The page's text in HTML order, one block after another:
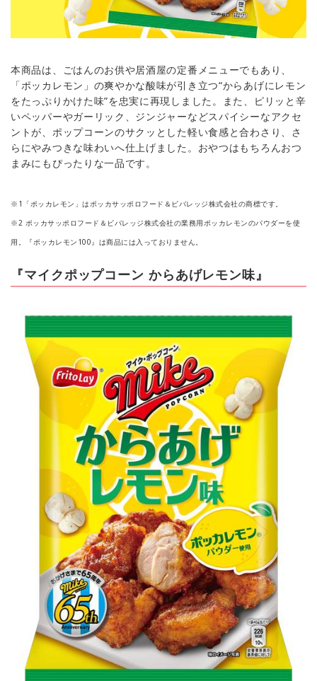
本商品は、ごはんのお供や居酒屋の定番メニューでもあり、
「ポッカレモン」の爽やかな酸味が引き立つ“からあげにレモン
をたっぷりかけた味”を忠実に再現しました。また、ピリッと辛
いペッパーやガーリック、ジンジャーなどスパイシーなアクセ
ントが、ポップコーンのサクッとした軽い食感と合わさり、さ
らにやみつきな味わいへ仕上げました。おやつはもちろんおつ
まみにもぴったりな一品です。
※1「ポッカレモン」はポッカサッポロフード＆ビバレッジ株式会社の商標です。
※2 ポッカサッポロフード＆ビバレッジ株式会社の業務用ポッカレモンのパウダーを使
用。『ポッカレモン100』は商品には入っておりません。
『マイクポップコーン からあげレモン味』